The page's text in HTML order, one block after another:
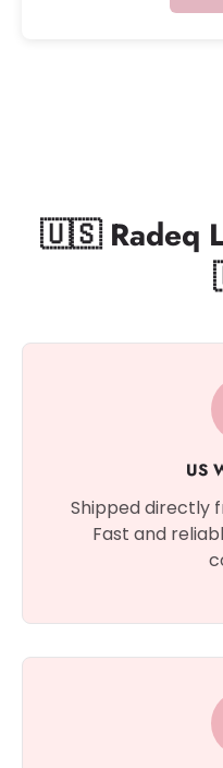
🇺🇸 Radeq
US
Shipped directly
Fast and